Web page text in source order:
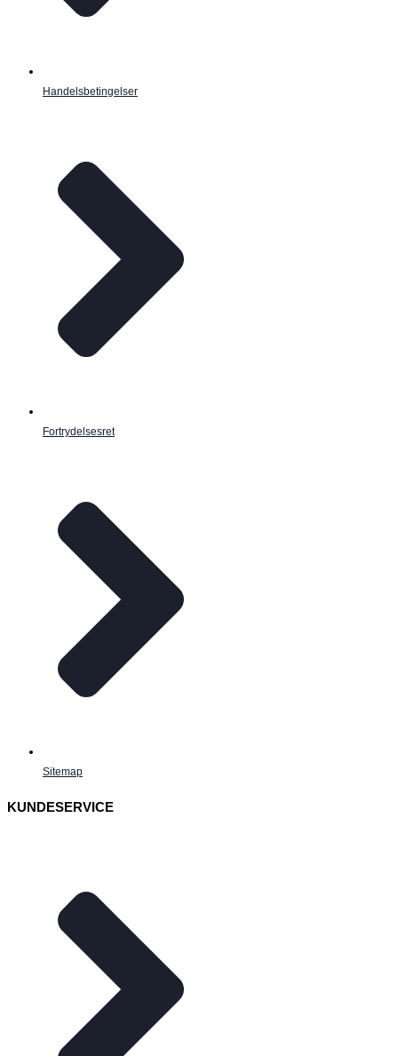
Handelsbetingelser
Fortrydelsesret
Sitemap
KUNDESERVICE